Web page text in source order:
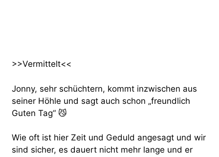
>>Vermittelt<<
Jonny, sehr schüchtern, kommt inzwischen aus
seiner Höhle und sagt auch schon „freundlich
Guten Tag“ 😼
Wie oft ist hier Zeit und Geduld angesagt und wir
sind sicher, es dauert nicht mehr lange und er